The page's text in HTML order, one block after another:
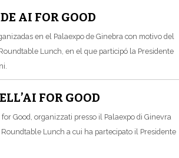
AI FOR GOOD
en el Palaexpo de Ginebra con motivo del
Lunch, en el que participó la Presidente
FOR GOOD
Good, organizzati presso il Palaexpo di Ginevra
Lunch a cui ha partecipato il Presidente